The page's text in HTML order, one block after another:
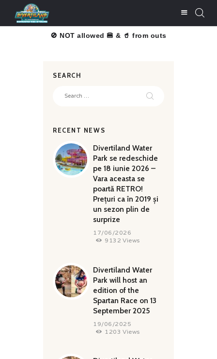
PRICE LISTS
ATTRACTIONS
SERVICES
PHOTO GALLERY
NEWS
CONTACT
SALVALIFE
POOLS WATER
🚫 NOT allowed 🍔 & 🥤 from outside.
SEARCH
RECENT NEWS
Divertiland Water
Park se redeschide
pe 18 iunie 2026 –
Vara aceasta se
poartă RETRO!
Prețuri ca în 2019 și
un sezon plin de
surprize
17/06/2026
9132 Views
Divertiland Water
Park will host an
edition of the
Spartan Race on 13
September 2025
19/06/2025
1203 Views